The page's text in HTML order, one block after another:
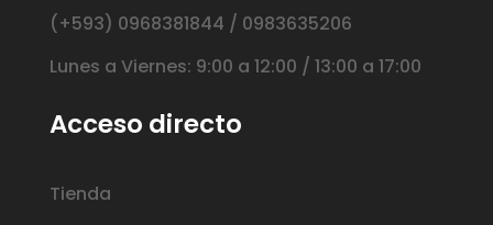
(+593) 0968381844 / 0983635206
Lunes a Viernes: 9:00 a 12:00 / 13:00 a 17:00
Acceso directo
Tienda